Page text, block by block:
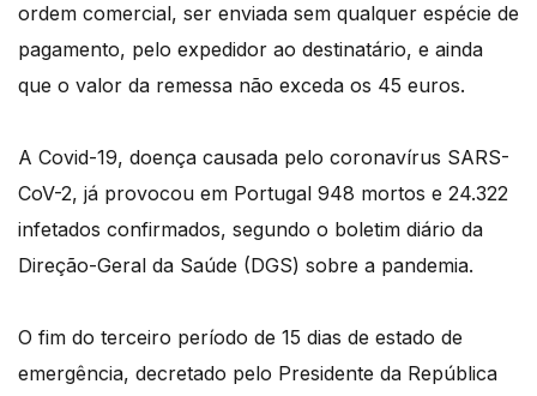
ordem comercial, ser enviada sem qualquer espécie de
pagamento, pelo expedidor ao destinatário, e ainda
que o valor da remessa não exceda os 45 euros.
A Covid-19, doença causada pelo coronavírus SARS-
CoV-2, já provocou em Portugal 948 mortos e 24.322
infetados confirmados, segundo o boletim diário da
Direção-Geral da Saúde (DGS) sobre a pandemia.
O fim do terceiro período de 15 dias de estado de
emergência, decretado pelo Presidente da República